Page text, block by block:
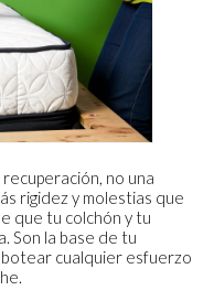
no una
rigidez y molestias que
que tu colchón y tu
Son la base de tu
cualquier esfuerzo